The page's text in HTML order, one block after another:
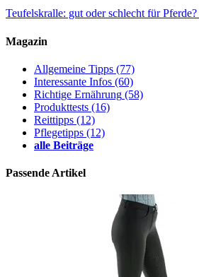
Teufelskralle: gut oder schlecht für Pferde?
Magazin
Allgemeine Tipps (77)
Interessante Infos (60)
Richtige Ernährung (58)
Produkttests (16)
Reittipps (12)
Pflegetipps (12)
alle Beiträge
Passende Artikel